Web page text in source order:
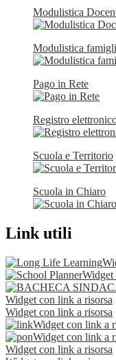
Modulistica
Modulistica
Pago in Rete
Registro
Scuola e Territorio
Scuola in Chiaro
Link utili
Widget
Widget con link a risorsa
Widget con link a risorsa
Widget con link a
Widget con link a
Widget con link a risorsa